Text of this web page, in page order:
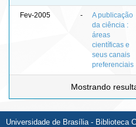
Fev-2005 -
A publicação
da ciência :
áreas
científicas e
seus canais
preferenciais
Mostrando
Universidade de Brasília - Biblioteca